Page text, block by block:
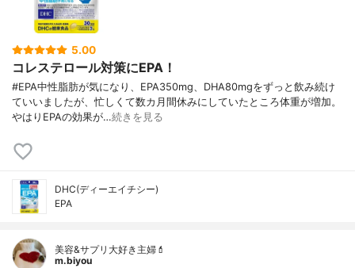
5.00
コレステロール対策にEPA！
#EPA中性脂肪が気になり、EPA350mg、DHA80mgをずっと飲み続け
ていいましたが、忙しくて数カ月間休みにしていたところ体重が増加。
やはりEPAの効果が…続きを見る
DHC(ディーエイチシー)
EPA
美容&サプリ大好き主婦💄
m.biyou